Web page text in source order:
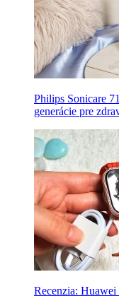
Philips Sonicare
generácie pre
Recenzia: